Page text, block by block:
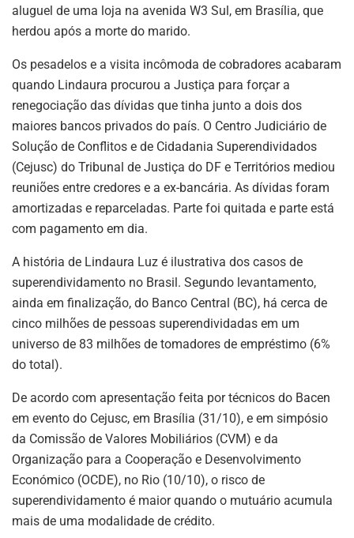
aluguel de uma loja na avenida W3 Sul, em Brasília, que
herdou após a morte do marido.
Os pesadelos e a visita incômoda de cobradores acabaram
quando Lindaura procurou a Justiça para forçar a
renegociação das dívidas que tinha junto a dois dos
maiores bancos privados do país. O Centro Judiciário de
Solução de Conflitos e de Cidadania Superendividados
(Cejusc) do Tribunal de Justiça do DF e Territórios mediou
reuniões entre credores e a ex-bancária. As dívidas foram
amortizadas e reparceladas. Parte foi quitada e parte está
com pagamento em dia.
A história de Lindaura Luz é ilustrativa dos casos de
superendividamento no Brasil. Segundo levantamento,
ainda em finalização, do Banco Central (BC), há cerca de
cinco milhões de pessoas superendividadas em um
universo de 83 milhões de tomadores de empréstimo (6%
do total).
De acordo com apresentação feita por técnicos do Bacen
em evento do Cejusc, em Brasília (31/10), e em simpósio
da Comissão de Valores Mobiliários (CVM) e da
Organização para a Cooperação e Desenvolvimento
Económico (OCDE), no Rio (10/10), o risco de
superendividamento é maior quando o mutuário acumula
mais de uma modalidade de crédito.